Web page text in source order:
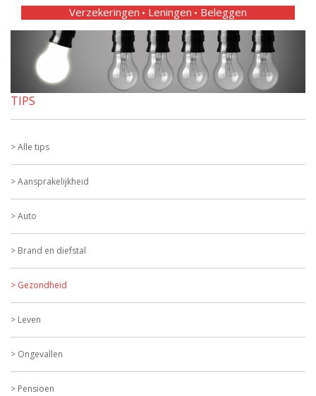
Verzekeringen Leningen Beleggen
TIPS
Alle tips
Aansprakelijkheid
Auto
Brand en diefstal
Gezondheid
Leven
Ongevallen
Pensioen